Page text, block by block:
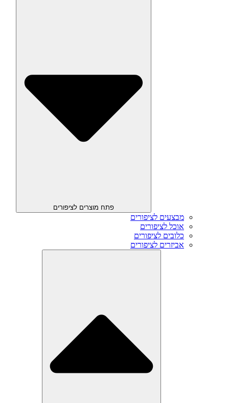
פתח מוצרים לציפורים
מבצעים לציפורים
אוכל לציפורים
כלובים לציפורים
אביזרים לציפורים